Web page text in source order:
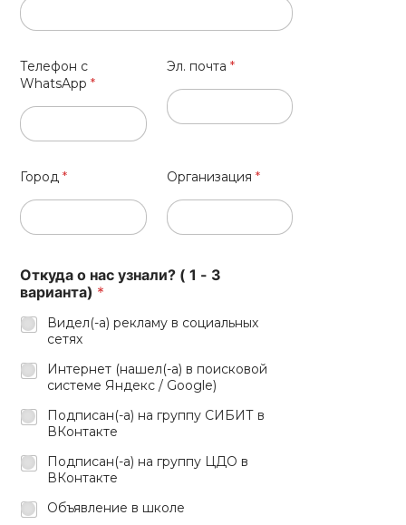
Телефон с
WhatsApp *
Эл. почта *
Город * Организация *
Откуда о нас узнали? ( 1 - 3
варианта) *
Видел(-а) рекламу в социальных
сетях
Интернет (нашел(-а) в поисковой
системе Яндекс / Google)
Подписан(-а) на группу СИБИТ в
ВКонтакте
Подписан(-а) на группу ЦДО в
ВКонтакте
Объявление в школе